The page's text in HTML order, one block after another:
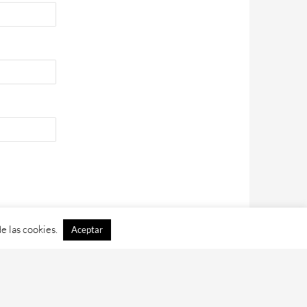
las cookies. Aceptar